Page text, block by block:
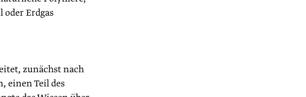
Erdgas
zunächst nach
einen Teil des